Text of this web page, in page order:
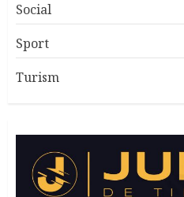
Social
Sport
Turism